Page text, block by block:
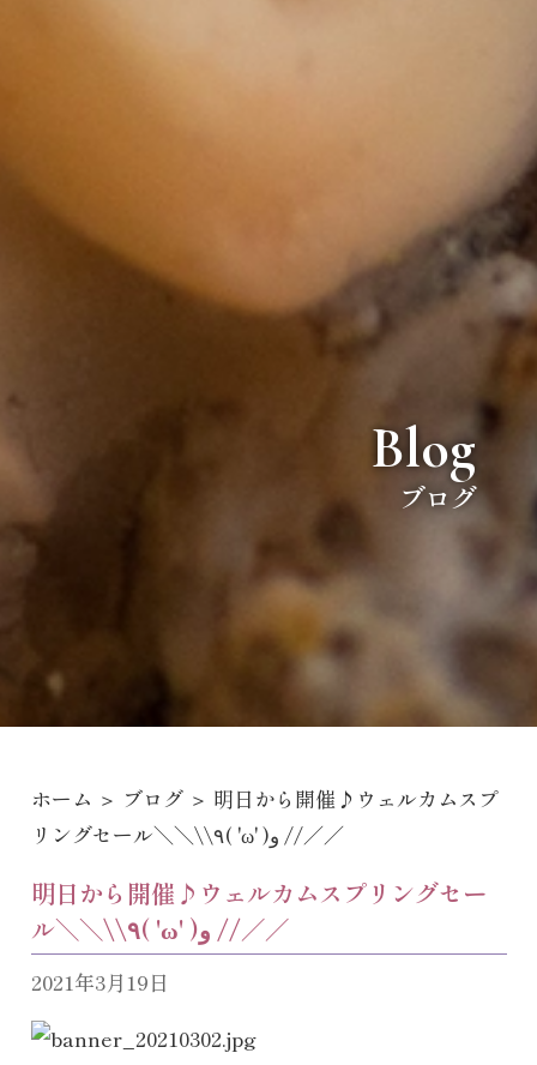
Blog
ブログ
ホーム ＞ ブログ＞ 明日から開催♪ウェルカムスプ
リングセール＼＼\\٩( 'ω' )و //／／
明日から開催♪ウェルカムスプリングセー
ル＼＼\\٩( 'ω' )و //／／
2021年3月19日